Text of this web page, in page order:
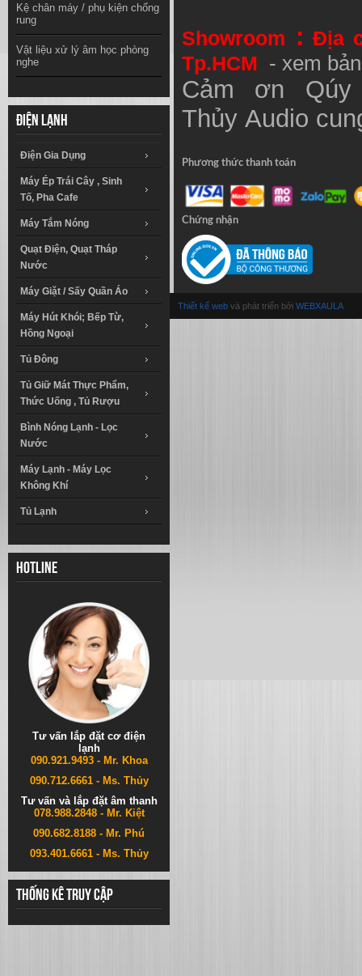
Kệ chân máy / phụ kiện chống
rung
Vật liệu xử lý âm học phòng
nghe
Điện lạnh
Điện Gia Dụng
Máy Ép Trái Cây , Sinh
Tố, Pha Cafe
Máy Tắm Nóng
Quạt Điện, Quạt Tháp
Nước
Máy Giặt / Sấy Quần Áo
Máy Hút Khói; Bếp Từ,
Hồng Ngoại
Tủ Đông
Tủ Giữ Mát Thực Phẩm,
Thức Uống , Tủ Rượu
Bình Nóng Lạnh - Lọc
Nước
Máy Lạnh - Máy Lọc
Không Khí
Tủ Lạnh
Hotline
Tư vấn lắp đặt cơ điện
lạnh
090.921.9493 - Mr. Khoa
090.712.6661 - Ms. Thủy
Tư vấn và lắp đặt âm thanh
078.988.2848 - Mr. Kiệt
090.682.8188 - Mr. Phú
093.401.6661 - Ms. Thủy
Thống kê truy cập
Showroom : Địa
Tp.HCM - xem
Cảm ơn
Thủy Audio
Phương thức thanh toán
Chứng nhận
Thiết kế web và phát triển bởi WEBXAULA